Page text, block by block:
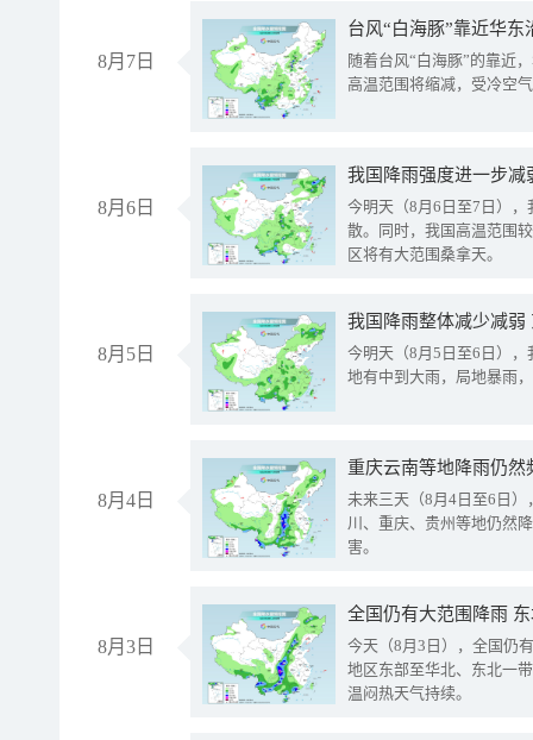
8月7日
台风“白海豚”靠近华
随着台风“白海豚”的靠近
高温范围将缩减，受冷空
8月6日
今明天（8月6日至7日）
散。同时，我国高温范围
区将有大范围桑拿天。
8月5日
我国降雨整体减少减弱
今明天（8月5日至6日）
地有中到大雨，局地暴雨
8月4日
重庆云南等地降雨仍然
未来三天（8月4日至6日
川、重庆、贵州等地仍然
害。
8月3日
全国仍有大范围降雨
今天（8月3日），全国仍
地区东部至华北、东北一
温闷热天气持续。